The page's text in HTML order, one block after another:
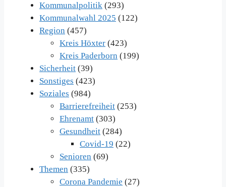
Kommunalpolitik (293)
Kommunalwahl 2025 (122)
Region (457)
Kreis Höxter (423)
Kreis Paderborn (199)
Sicherheit (39)
Sonstiges (423)
Soziales (984)
Barrierefreiheit (253)
Ehrenamt (303)
Gesundheit (284)
Covid-19 (22)
Senioren (69)
Themen (335)
Corona Pandemie (27)